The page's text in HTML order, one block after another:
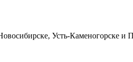
Усть-Каменогорске и